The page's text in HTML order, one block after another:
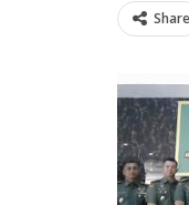
Share